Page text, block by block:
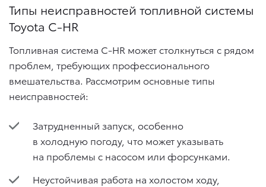
Типы неисправностей топливной системы
Toyota C-HR
Топливная система C-HR может столкнуться с рядом
проблем, требующих профессионального
вмешательства. Рассмотрим основные типы
неисправностей:
Затрудненный запуск, особенно
в холодную погоду, что может указывать
на проблемы с насосом или форсунками.
Неустойчивая работа на холостом ходу,